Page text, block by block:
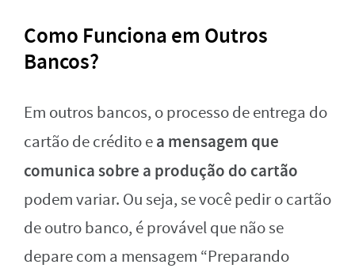
Como Funciona em Outros
Bancos?
Em outros bancos, o processo de entrega do
cartão de crédito ea mensagem que
comunica sobre a produção do cartão
podem variar. Ou seja, se você pedir o cartão
de outro banco, é provável que não se
depare com a mensagem “Preparando